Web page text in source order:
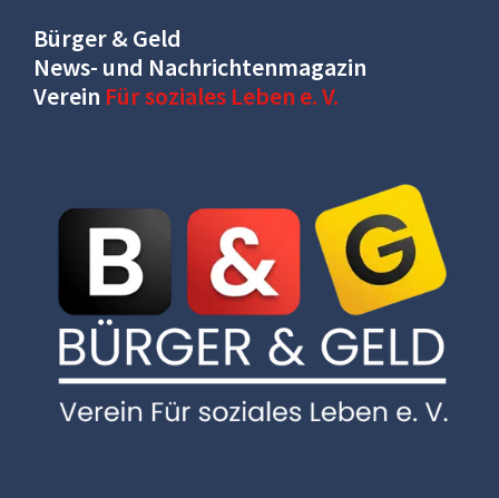
Bürger & Geld
News- und Nachrichtenmagazin
Verein Für soziales Leben e. V.